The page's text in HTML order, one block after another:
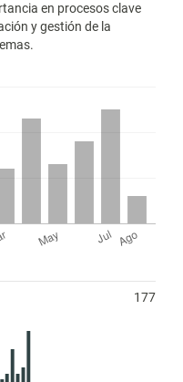
en procesos clave
y gestión de la
177